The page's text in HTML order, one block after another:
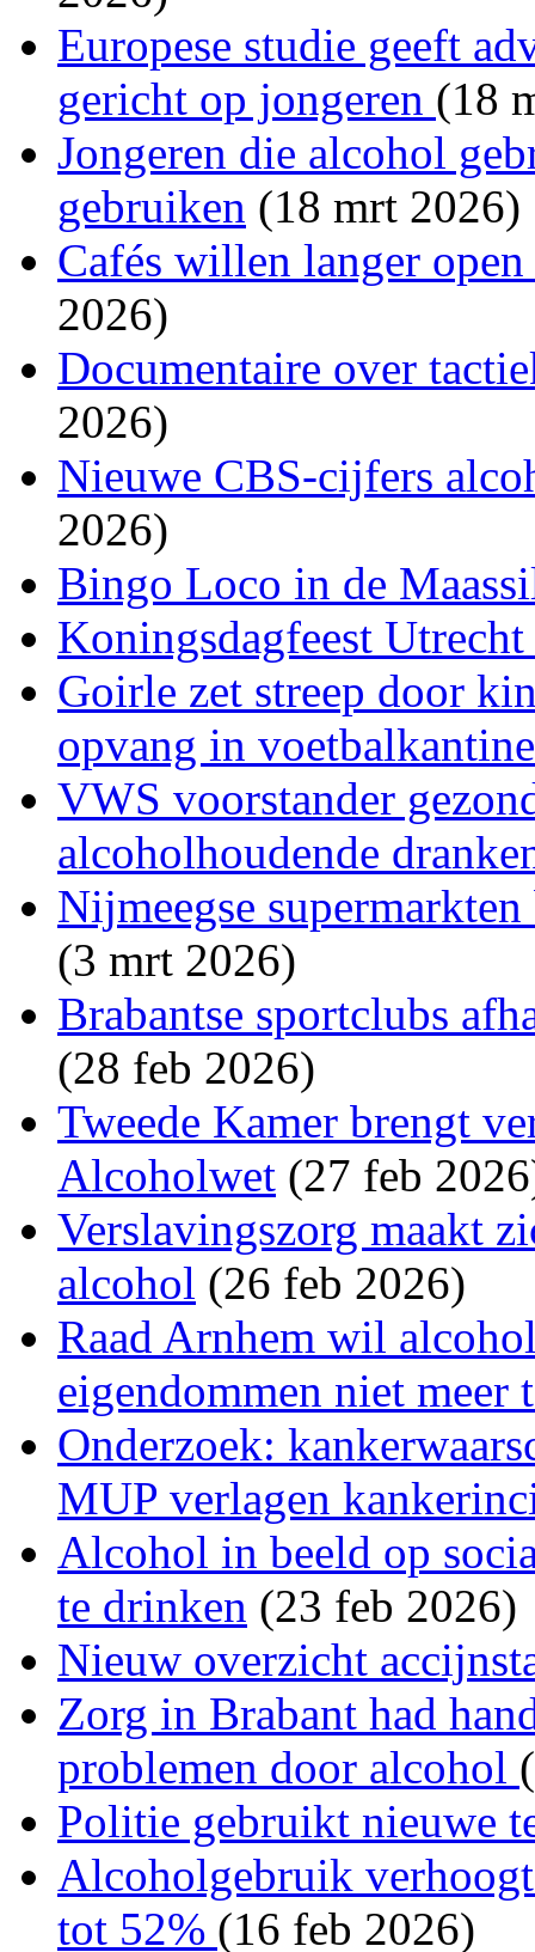
Europese studie geeft
gericht op jongeren (18
Jongeren die alcohol
gebruiken (18 mrt 2026)
Cafés willen langer
2026)
Documentaire over
2026)
Nieuwe CBS-cijfers
2026)
Bingo Loco in de
Koningsdagfeest
Goirle zet streep door
opvang in
VWS voorstander
alcoholhoudende
Nijmeegse
(3 mrt 2026)
Brabantse sportclubs
(28 feb 2026)
Tweede Kamer brengt
Alcoholwet (27 feb
Verslavingszorg maakt
alcohol (26 feb 2026)
Raad Arnhem wil
eigendommen niet meer
Onderzoek:
MUP verlagen
Alcohol in beeld op
te drinken (23 feb 2026)
Nieuw overzicht
Zorg in Brabant had
problemen door alcohol
Politie gebruikt nieuwe
Alcoholgebruik
tot 52% (16 feb 2026)